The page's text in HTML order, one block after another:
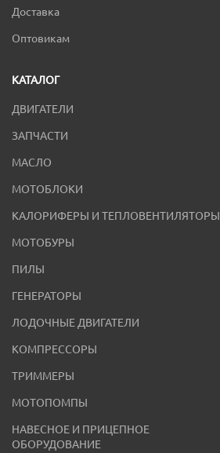
Доставка
Оптовикам
КАТАЛОГ
ДВИГАТЕЛИ
ЗАПЧАСТИ
МАСЛО
МОТОБЛОКИ
КАЛОРИФЕРЫ И ТЕПЛОВЕНТИЛЯТОРЫ
МОТОБУРЫ
ПИЛЫ
ГЕНЕРАТОРЫ
ЛОДОЧНЫЕ ДВИГАТЕЛИ
КОМПРЕССОРЫ
ТРИММЕРЫ
МОТОПОМПЫ
НАВЕСНОЕ И ПРИЦЕПНОЕ
ОБОРУДОВАНИЕ